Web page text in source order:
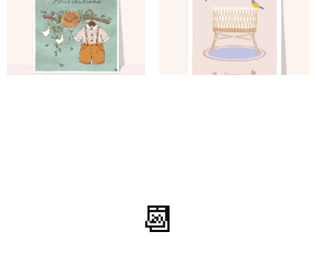
⭐⭐⭐⭐⭐ le 24/10/23 : Originale
⭐⭐⭐⭐⭐ le 06/04/22 : Très bon
📆